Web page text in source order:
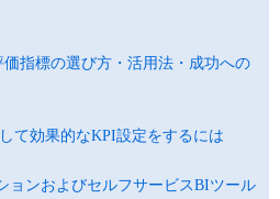
指標の選び方・活用法・成功への
て効果的なKPI設定をするには
ョンおよびセルフサービスBIツール